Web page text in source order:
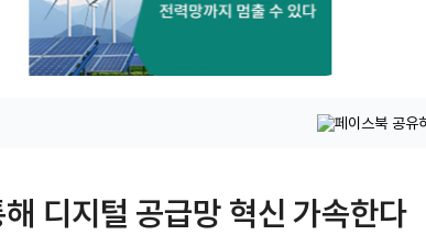
디지털 공급망 혁신 가속한다